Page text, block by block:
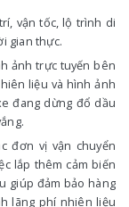
vận tốc, lộ trình di
gian thực.
ảnh trực tuyến bên
liệu và hình ảnh
đang dừng đổ dầu
đơn vị vận chuyển
lắp thêm cảm biến
giúp đảm bảo hàng
lãng phí nhiên liệu